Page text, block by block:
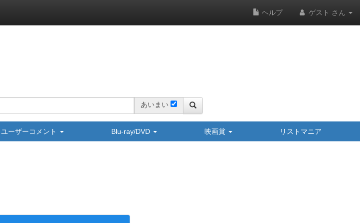
ヘルプ ゲスト さん
あいまい
ユーザーコメント Blu-ray/DVD 映画賞 リストマニア